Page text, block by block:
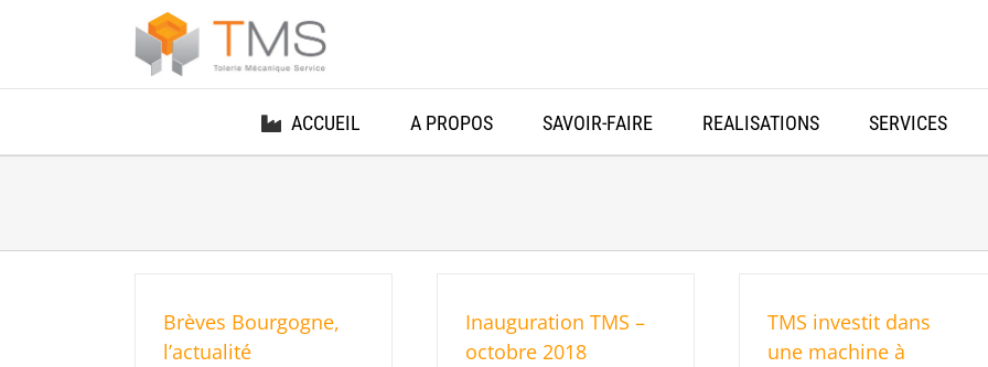
ACCUEIL A PROPOS SAVOIR-FAIRE REALISATIONS SERVICES
Brèves Bourgogne,
l’actualité
Inauguration TMS –
octobre 2018
TMS investit dans
une machine à